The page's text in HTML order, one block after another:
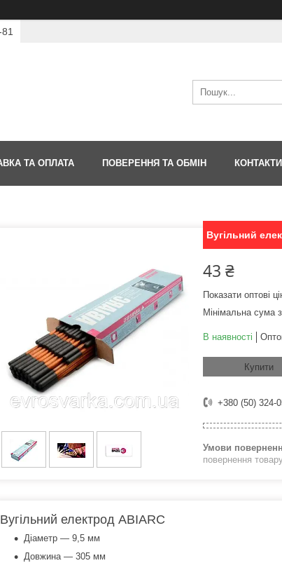
ТА ОПЛАТА ПОВЕРЕННЯ ТА ОБМІН КОНТАКТИ
Вугільний
43 ₴
Показати оптові
Мінімальна сума
В наявності
Купити
+380 (50) 324-
повернення
Вугільний електрод ABIARC
Діаметр ― 9,5 мм
Довжина ― 305 мм